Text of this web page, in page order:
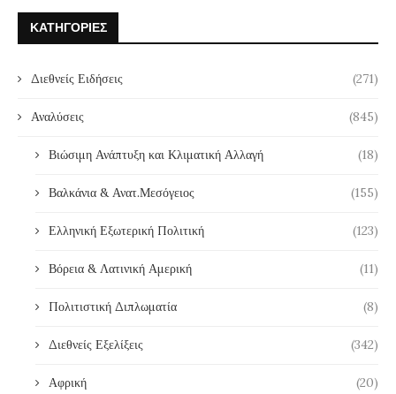
ΚΑΤΗΓΟΡΊΕΣ
Διεθνείς Ειδήσεις (271)
Αναλύσεις (845)
Βιώσιμη Ανάπτυξη και Κλιματική Αλλαγή (18)
Βαλκάνια & Ανατ.Μεσόγειος (155)
Ελληνική Εξωτερική Πολιτική (123)
Βόρεια & Λατινική Αμερική (11)
Πολιτιστική Διπλωματία (8)
Διεθνείς Εξελίξεις (342)
Αφρική (20)